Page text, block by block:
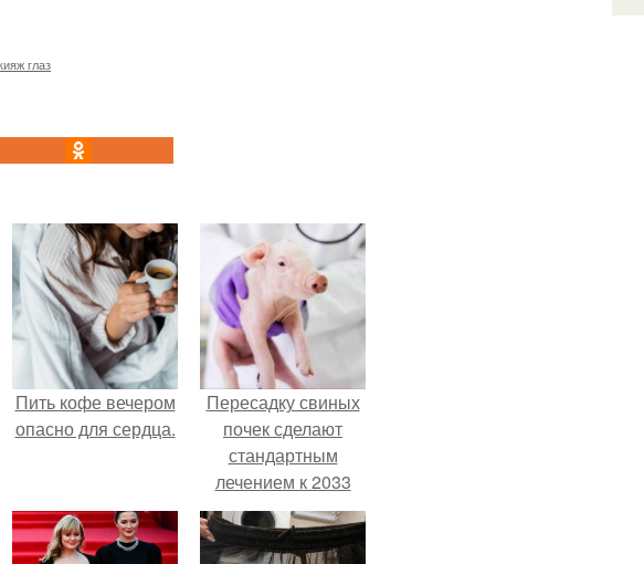
глаз
Пить кофе вечером
опасно для сердца.
Пересадку свиных
почек сделают
стандартным
лечением к 2033
году в Японии.